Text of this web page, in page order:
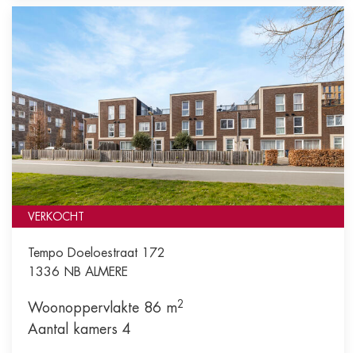
VERKOCHT
Tempo Doeloestraat 172
1336 NB ALMERE
Woonoppervlakte 86 m2
Aantal kamers 4